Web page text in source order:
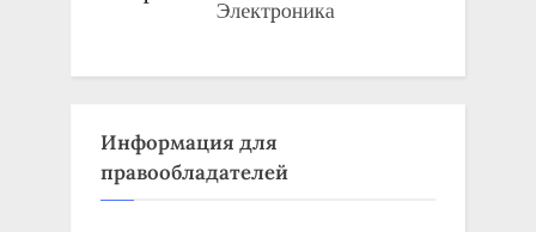
Информация для
правообладателей